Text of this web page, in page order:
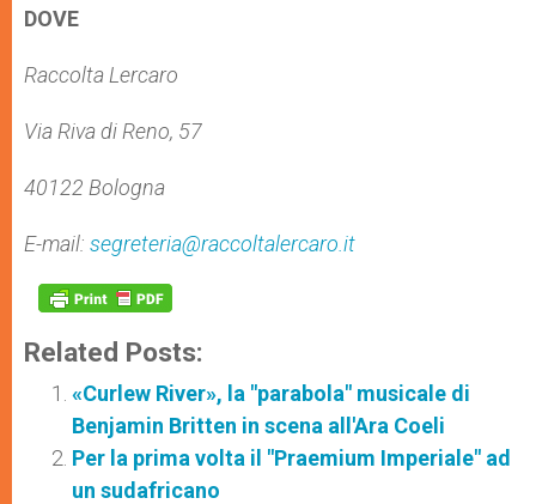
DOVE
Raccolta Lercaro
Via Riva di Reno, 57
40122 Bologna
E-mail: segreteria@raccoltalercaro.it
Related Posts:
«Curlew River», la "parabola" musicale di
Benjamin Britten in scena all'Ara Coeli
Per la prima volta il "Praemium Imperiale" ad
un sudafricano